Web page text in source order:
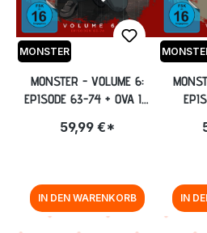
MONSTER
MONSTER - VOLUME 6:
EPISODE 63-74 + OVA IM
59,99 €*
IN DEN WARENKORB IN